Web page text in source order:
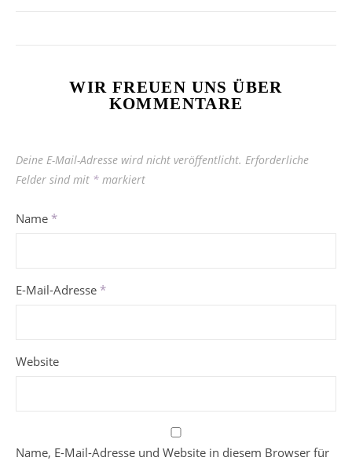
WIR FREUEN UNS ÜBER
KOMMENTARE
Deine E-Mail-Adresse wird nicht veröffentlicht. Erforderliche
Felder sind mit * markiert
Name *
E-Mail-Adresse *
Website
Name, E-Mail-Adresse und Website in diesem Browser für